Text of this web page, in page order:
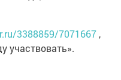
3388859/7071667 ,
участвовать».